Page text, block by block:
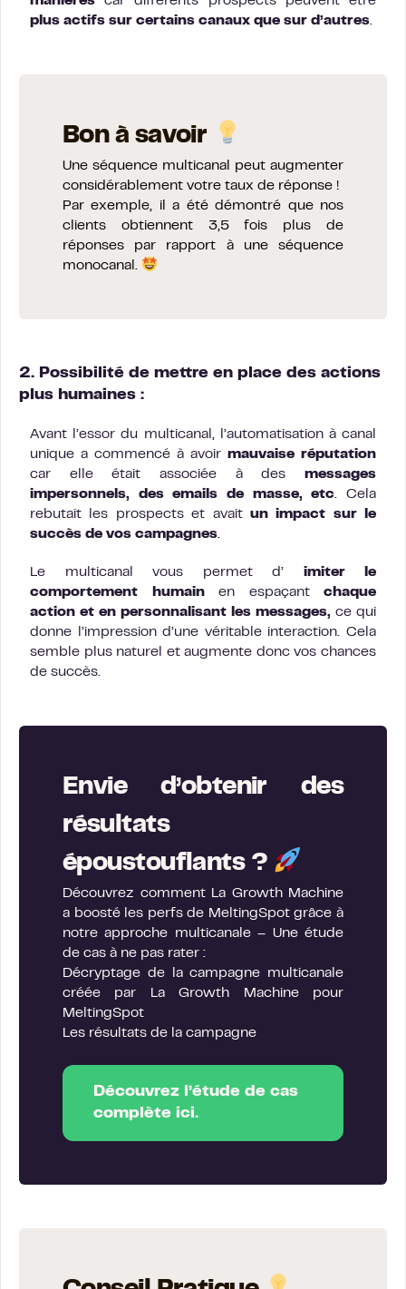
plus actifs sur certains canaux que sur d’autres.
Bon à savoir
Une séquence multicanal peut augmenter
considérablement votre taux de réponse !
Par exemple, il a été démontré que nos
clients obtiennent 3,5 fois plus de
réponses par rapport à une séquence
monocanal.
2. Possibilité de mettre en place des actions
plus humaines :
Avant l’essor du multicanal, l’automatisation à canal
unique a commencé à avoir mauvaise réputation
car elle était associée à des messages
impersonnels, des emails de masse, etc. Cela
rebutait les prospects et avaitun impact sur le
succès de vos campagnes.
Le multicanal vous permet d’ imiter le
comportement humainen espaçantchaque
action et en personnalisant les messages, ce qui
donne l’impression d’une véritable interaction. Cela
semble plus naturel et augmente donc vos chances
de succès.
Envie d’obtenir des
résultats
époustouflants ?
Découvrez comment La Growth Machine
a boosté les perfs de MeltingSpot grâce à
notre approche multicanale – Une étude
de cas à ne pas rater :
Décryptage de la campagne multicanale
créée par La Growth Machine pour
MeltingSpot
Les résultats de la campagne
Découvrez l’étude de cas
complète ici.